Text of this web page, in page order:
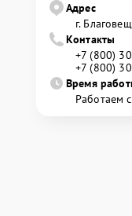
Адрес
г.
Контакты
+7 (800)
+7 (800)
Время
Работаем